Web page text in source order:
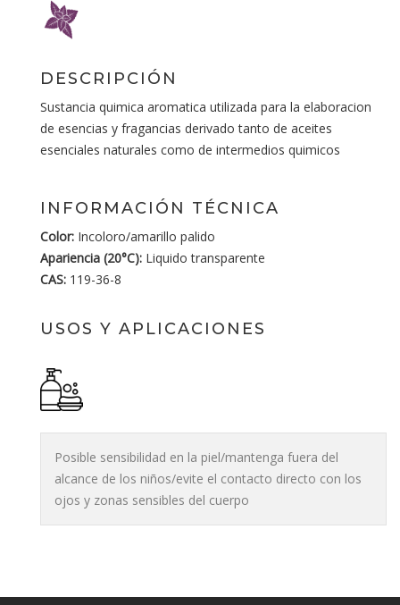
DESCRIPCIÓN
Sustancia quimica aromatica utilizada para la elaboracion
de esencias y fragancias derivado tanto de aceites
esenciales naturales como de intermedios quimicos
INFORMACIÓN TÉCNICA
Color: Incoloro/amarillo palido
Apariencia (20°C): Liquido transparente
CAS: 119-36-8
USOS Y APLICACIONES
Posible sensibilidad en la piel/mantenga fuera del
alcance de los niños/evite el contacto directo con los
ojos y zonas sensibles del cuerpo